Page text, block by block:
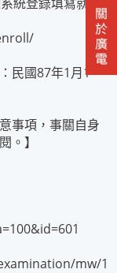
民國87年1月1
事項，事關自身
。】
mw/1